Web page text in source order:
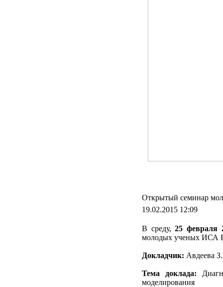
Открытый семинар
19.02.2015 12:09
В среду,25 февраля
молодых ученых ИСА
Докладчик: Авдеева
Тема доклада:
моделирования